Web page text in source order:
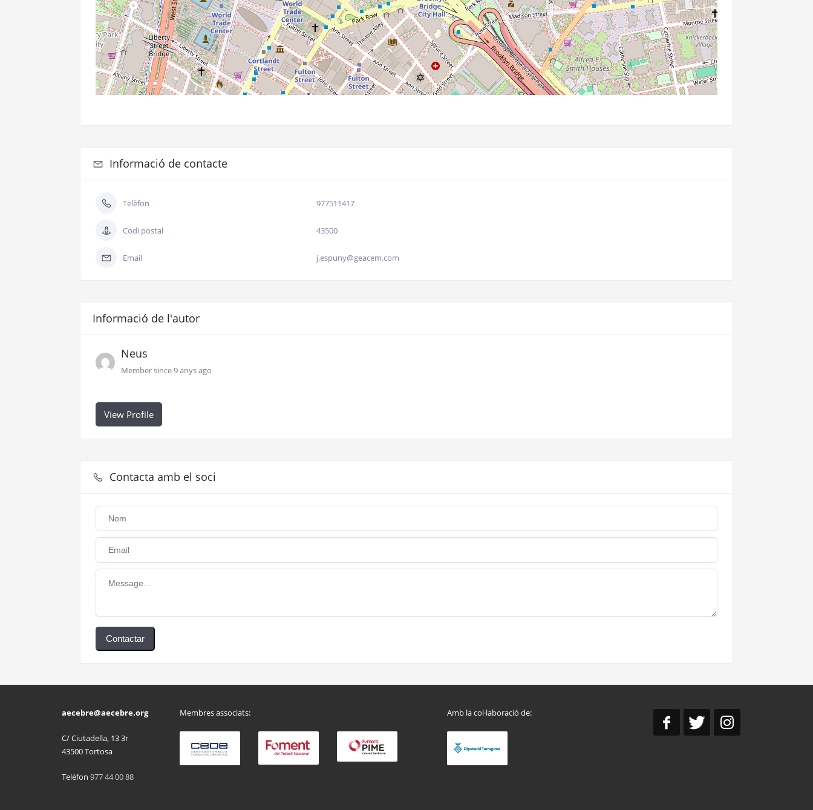
Informació de contacte
Telèfon 977511417
Codi postal 43500
Email j.espuny@geacem.com
Informació de l'autor
Neus
Member since 9 anys ago
View Profile
Contacta amb el soci
Contactar
aecebre@aecebre.org
C/ Ciutadella, 13 3r
43500 Tortosa
Telèfon 977 44 00 88
Membres associats: Amb la col·laboració de: